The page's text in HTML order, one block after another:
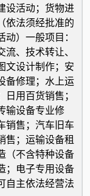
设活动；货物进
依法须经批准的
）一般项目：
、技术转让、
文设计制作；安
备修理；水上运
用百货销售；
输设备专业修
销售；汽车旧车
售；运输设备租
（不含特种设备
；电子专用设备
自主依法经营法